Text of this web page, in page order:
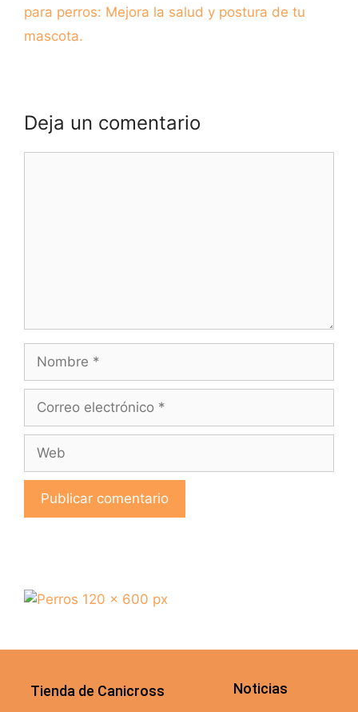
para perros: Mejora la salud y postura de tu
mascota.
Deja un comentario
Tienda de Canicross Noticias